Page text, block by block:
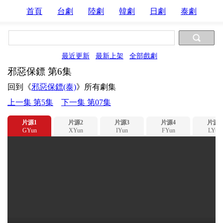
首頁 台劇 陸劇 韓劇 日劇 泰劇
最近更新 最新上架 全部戲劇
邪惡保鏢 第6集
回到《邪惡保鏢(泰)》所有劇集
上一集 第5集
下一集 第07集
片源1
GYun
片源2
XYun
片源3
IYun
片源4
FYun
片源5
LYun